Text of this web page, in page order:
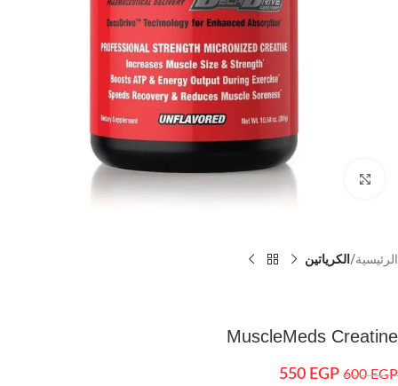
اضغط للتكبير
الرئيسية الكرياتين
MuscleMeds Creatine
600EGP
550 EGP